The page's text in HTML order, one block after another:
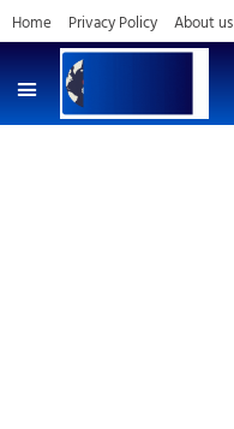
Home Privacy Policy About us